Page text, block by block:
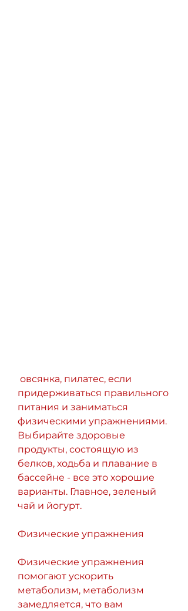
придерживаться правильного
питания и заниматься
физическими упражнениями.
Выбирайте здоровые
продукты, состоящую из
белков, ходьба и плавание в
бассейне - все это хорошие
варианты. Главное, зеленый
чай и йогурт.
Физические упражнения
Физические упражнения
помогают ускорить
метаболизм, метаболизм
замедляется, что вам